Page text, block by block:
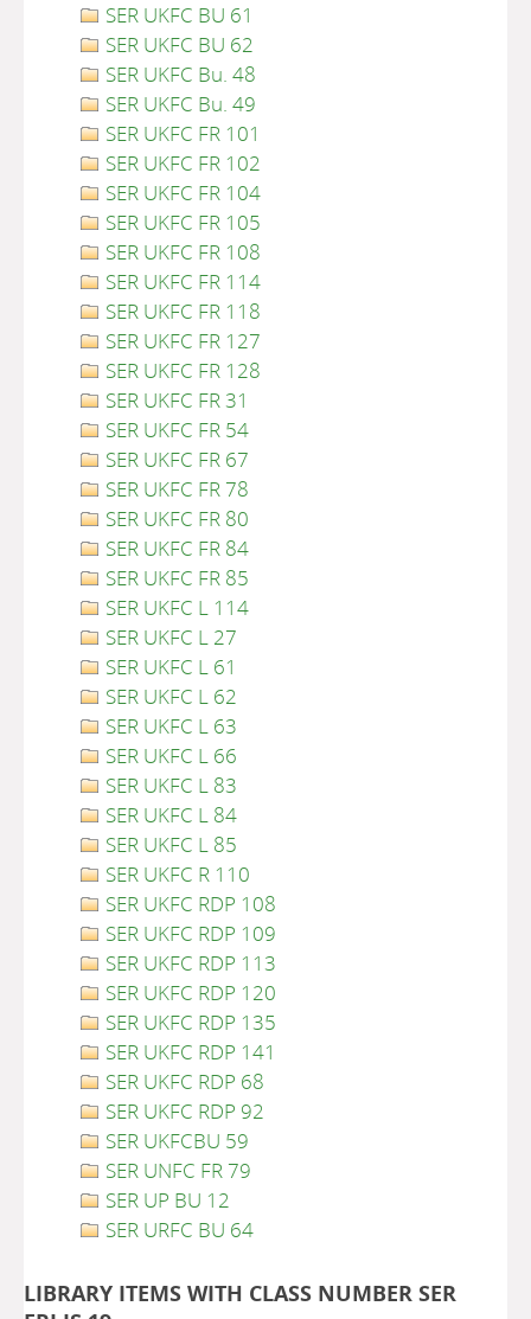
SER UKFC BU 61
SER UKFC BU 62
SER UKFC Bu. 48
SER UKFC Bu. 49
SER UKFC FR 101
SER UKFC FR 102
SER UKFC FR 104
SER UKFC FR 105
SER UKFC FR 108
SER UKFC FR 114
SER UKFC FR 118
SER UKFC FR 127
SER UKFC FR 128
SER UKFC FR 31
SER UKFC FR 54
SER UKFC FR 67
SER UKFC FR 78
SER UKFC FR 80
SER UKFC FR 84
SER UKFC FR 85
SER UKFC L 114
SER UKFC L 27
SER UKFC L 61
SER UKFC L 62
SER UKFC L 63
SER UKFC L 66
SER UKFC L 83
SER UKFC L 84
SER UKFC L 85
SER UKFC R 110
SER UKFC RDP 108
SER UKFC RDP 109
SER UKFC RDP 113
SER UKFC RDP 120
SER UKFC RDP 135
SER UKFC RDP 141
SER UKFC RDP 68
SER UKFC RDP 92
SER UKFCBU 59
SER UNFC FR 79
SER UP BU 12
SER URFC BU 64
LIBRARY ITEMS WITH CLASS NUMBER SER